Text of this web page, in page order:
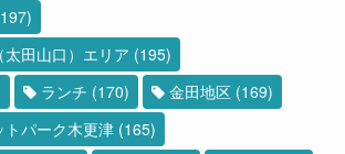
田山口）エリア (195)
ランチ (170) 金田地区 (169)
パーク木更津 (165)